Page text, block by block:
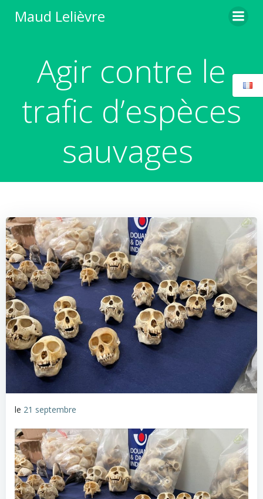
Maud Lelièvre
Agir contre le
trafic d’espèces
sauvages
le 21 septembre